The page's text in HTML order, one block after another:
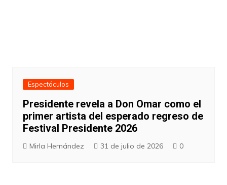
Espectáculos
Presidente revela a Don Omar como el
primer artista del esperado regreso de
Festival Presidente 2026
Mirla Hernández 31 de julio de 2026 0